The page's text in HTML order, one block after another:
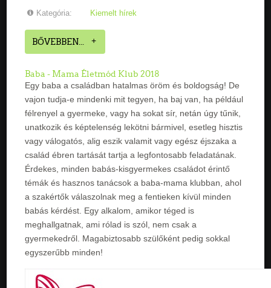
Kategória: Kiemelt hírek
BŐVEBBEN...
Baba - Mama Életmód Klub 2018
Egy baba a családban hatalmas öröm és boldogság! De
vajon tudja-e mindenki mit tegyen, ha baj van, ha például
félrenyel a gyermeke, vagy ha sokat sír, netán úgy tűnik,
unatkozik és képtelenség lekötni bármivel, esetleg hisztis
vagy válogatós, alig eszik valamit vagy egész éjszaka a
család ébren tartását tartja a legfontosabb feladatának.
Érdekes, minden babás-kisgyermekes családot érintő
témák és hasznos tanácsok a baba-mama klubban, ahol
a szakértők válaszolnak meg a fentieken kívül minden
babás kérdést. Egy alkalom, amikor téged is
meghallgatnak, ami rólad is szól, nem csak a
gyermekedről. Magabiztosabb szülőként pedig sokkal
egyszerűbb minden!